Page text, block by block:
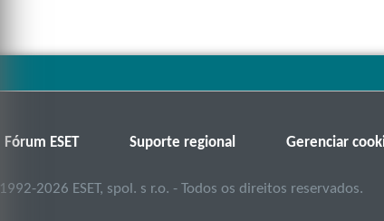
Fórum ESET Suporte regional Gerenciar
1992-2026 ESET, spol. s r.o. - Todos os direitos reservados.